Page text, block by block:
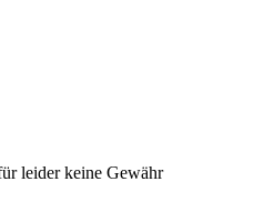
leider keine Gewähr